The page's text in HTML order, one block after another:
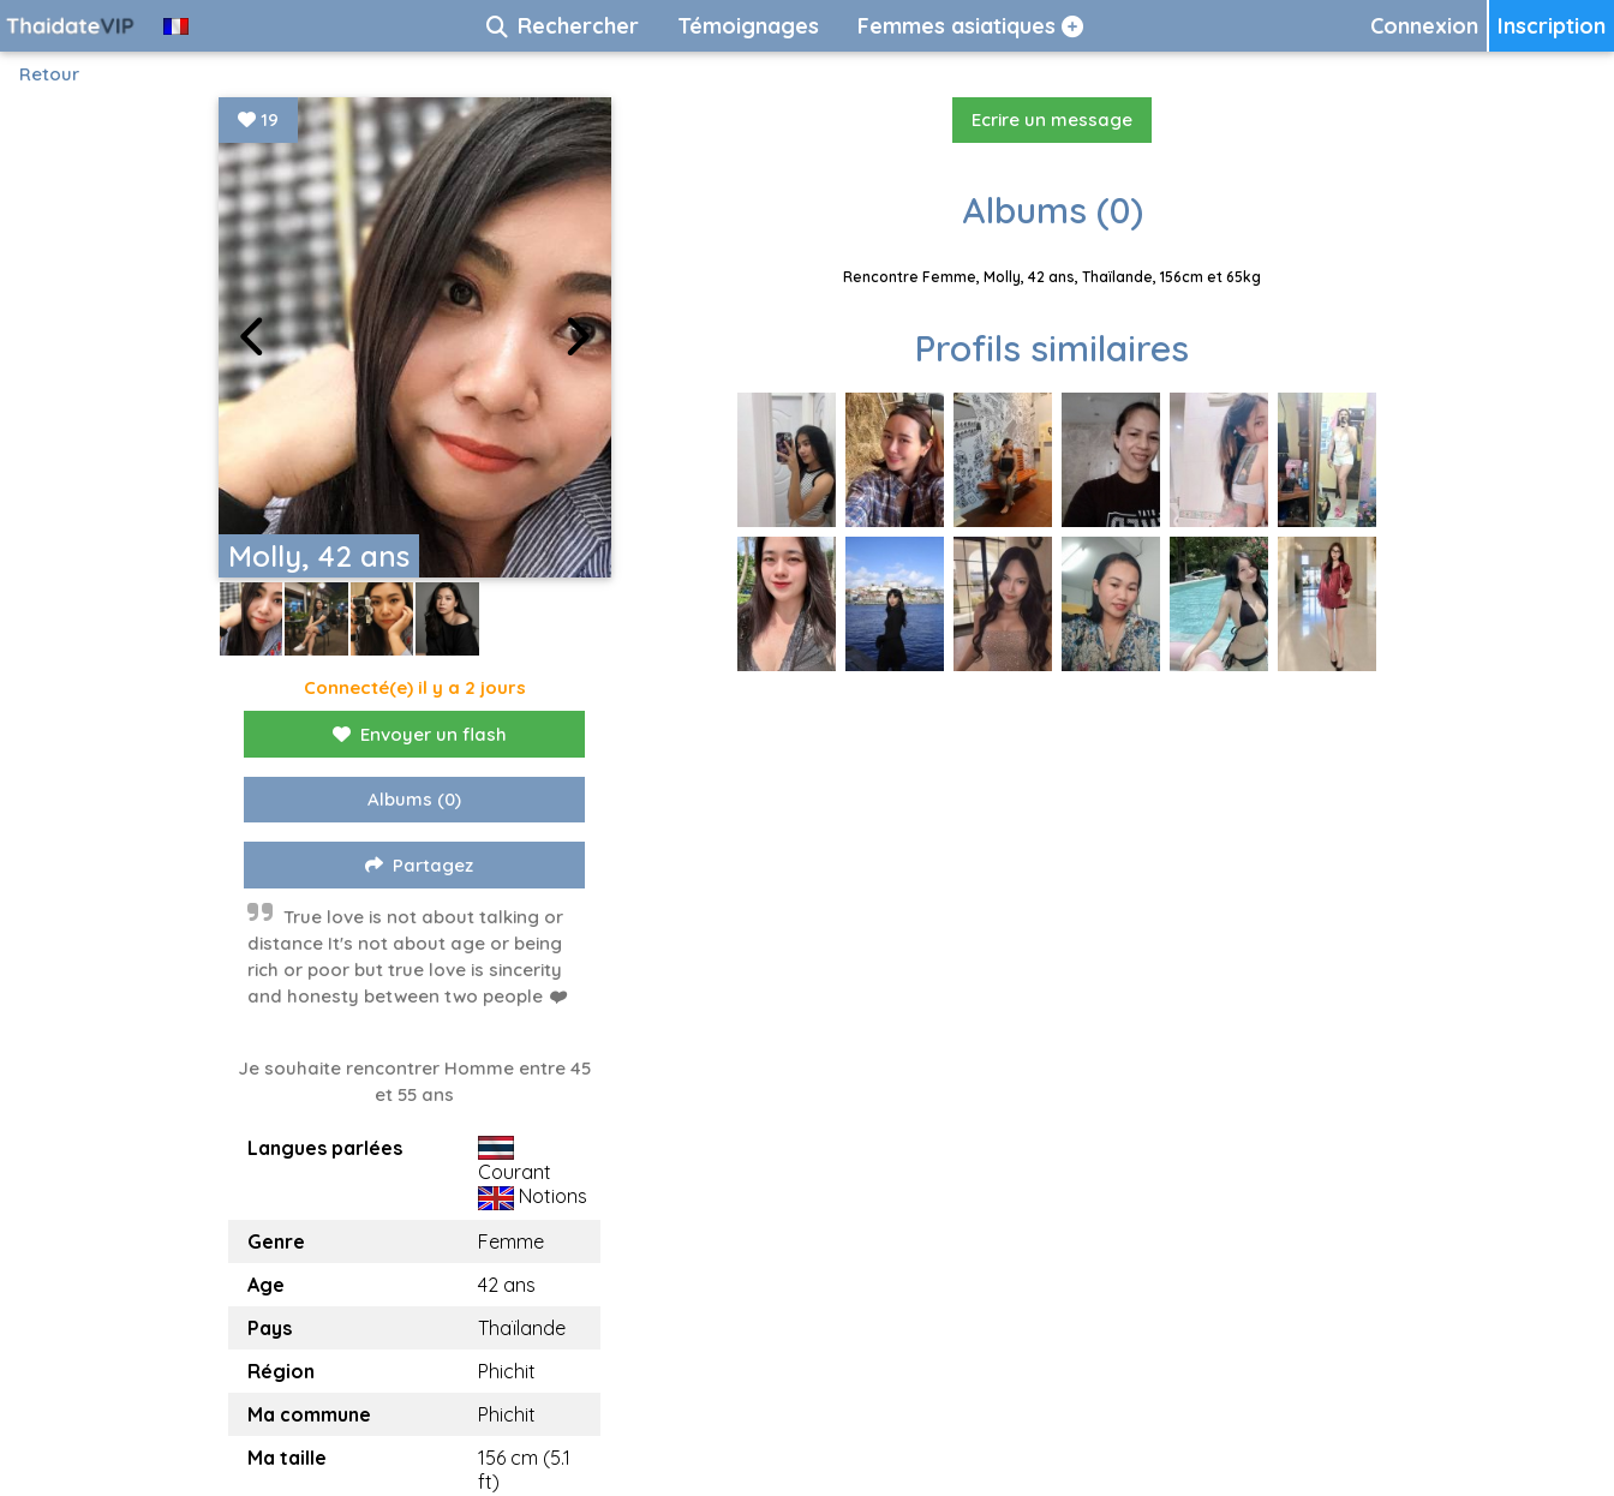
Inscription
Connexion
Rechercher Témoignages Femmes asiatiques
Retour
Molly, 42 ans
19
Connecté(e) il y a 2 jours
Envoyer un flash
Albums (0)
Partagez
True love is not about talking or
distance It's not about age or being
rich or poor but true love is sincerity
and honesty between two people ❤️
Je souhaite rencontrer Homme entre 45
et 55 ans
Langues parlées
Courant
Notions
Genre
Femme
Age
42 ans
Pays
Thaïlande
Région
Phichit
Ma commune
Phichit
Ma taille
156 cm (5.1
ft)
Ecrire un message
Albums (0)
Rencontre Femme, Molly, 42 ans, Thaïlande, 156cm et 65kg
Profils similaires